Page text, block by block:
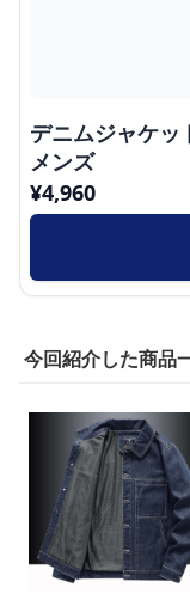
デニムジャケッ
メンズ
¥4,960
今回紹介した商品